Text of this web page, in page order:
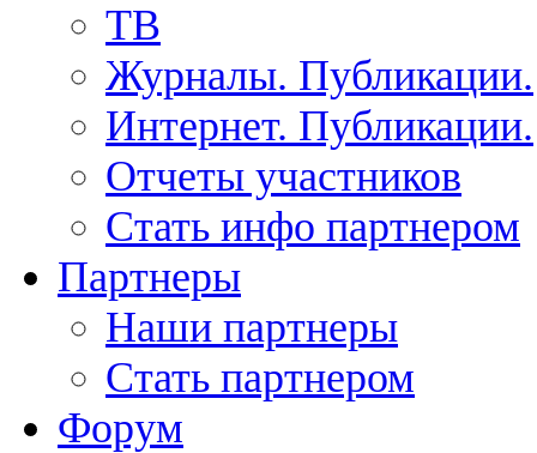
ТВ
Журналы. Публикации.
Интернет. Публикации.
Отчеты участников
Стать инфо партнером
Партнеры
Наши партнеры
Стать партнером
Форум